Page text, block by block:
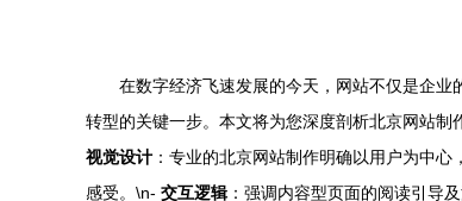
在数字经济飞速发展的今天，网站不仅是企
转型的关键一步。本文将为您深度剖析北京网站
视觉设计 ：专业的北京网站制作明确以用户为中
感受。\n- 交互逻辑 ：强调内容型页面的阅读引导